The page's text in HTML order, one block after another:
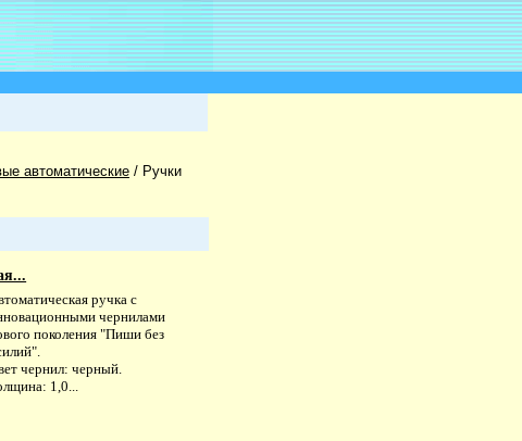
автоматические / Ручки
ручка с
чернилами
поколения "Пиши без
чернил: черный.
1,0...